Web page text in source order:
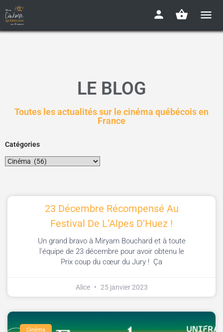
LE BLOG
Toutes les actualités sur le cinéma québécois en
France
Catégories
23 Décembre Récompensé Au
Festival De L’Alpes D’Huez !
Un grand bravo à Miryam Bouchard et à toute
l’équipe de 23 décembre pour avoir obtenu le
Prix coup du cœur du Jury ! Ça
Alice 25 janvier 2023
Cinéma